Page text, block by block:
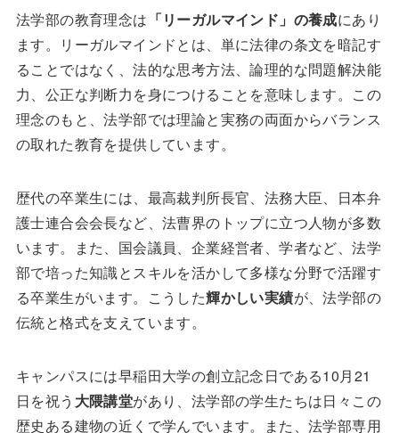
法学部の教育理念は 「リーガルマインド」の養成にあり
ます。リーガルマインドとは、単に法律の条文を暗記す
ることではなく、法的な思考方法、論理的な問題解決能
力、公正な判断力を身につけることを意味します。この
理念のもと、法学部では理論と実務の両面からバランス
の取れた教育を提供しています。
歴代の卒業生には、最高裁判所長官、法務大臣、日本弁
護士連合会会長など、法曹界のトップに立つ人物が多数
います。また、国会議員、企業経営者、学者など、法学
部で培った知識とスキルを活かして多様な分野で活躍す
る卒業生がいます。こうした輝かしい実績が、法学部の
伝統と格式を支えています。
キャンパスには早稲田大学の創立記念日である10月21
日を祝う 大隈講堂があり、法学部の学生たちは日々この
歴史ある建物の近くで学んでいます。また、法学部専用